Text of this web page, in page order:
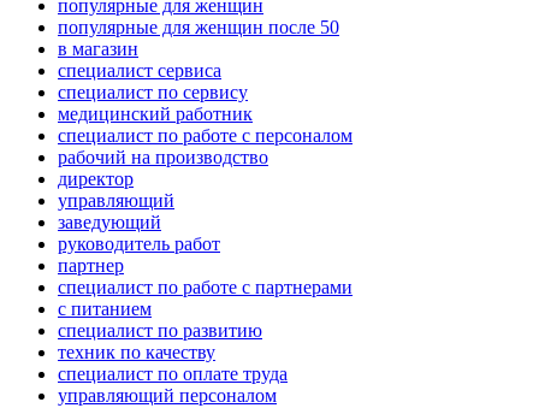
популярные для женщин
популярные для женщин после 50
в магазин
специалист сервиса
специалист по сервису
медицинский работник
специалист по работе с персоналом
рабочий на производство
директор
управляющий
заведующий
руководитель работ
партнер
специалист по работе с партнерами
с питанием
специалист по развитию
техник по качеству
специалист по оплате труда
управляющий персоналом